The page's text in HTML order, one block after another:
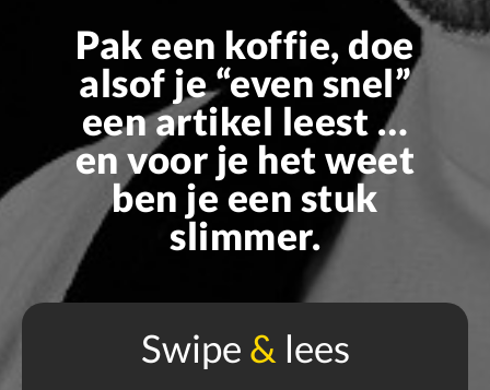
Pak een koffie, doe
alsof je “even snel”
een artikel leest …
en voor je het weet
ben je een stuk
slimmer.
Swipe & lees